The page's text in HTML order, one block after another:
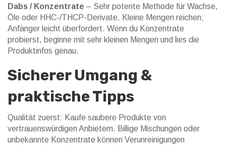
Dabs / Konzentrate – Sehr potente Methode für Wachse,
Öle oder HHC-/THCP-Derivate. Kleine Mengen reichen;
Anfänger leicht überfordert. Wenn du Konzentrate
probierst, beginne mit sehr kleinen Mengen und lies die
Produktinfos genau.
Sicherer Umgang &
praktische Tipps
Qualität zuerst: Kaufe saubere Produkte von
vertrauenswürdigen Anbietern. Billige Mischungen oder
unbekannte Konzentrate können Verunreinigungen